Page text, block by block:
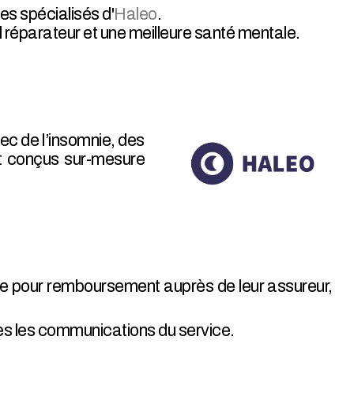
spécialisés d'Haleo.
et une meilleure santé mentale.
de l’insomnie, des
sur-mesure
remboursement auprès de leur assureur,
les communications du service.